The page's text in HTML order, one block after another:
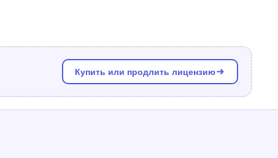
Купить или продлить лицензию